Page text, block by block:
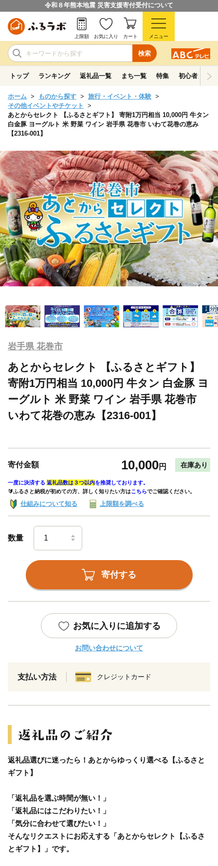
令和８年熊本地震 災害支援寄付受付について
検索
上限額 お気に入り カート メニュー
トップ ランキング 返礼品一覧 まち一覧 特集 初心者ガイド
ホーム ものから探す
旅行・イベント・体験
その他イベントやチケット
あとからセレクト 【ふるさとギフト】 寄附1万円相当 10,000円 牛タン
白金豚 ヨーグルト 米 野菜 ワイン 岩手県 花巻市 いわて花巻の恵み
【2316-001】
岩手県 花巻市
あとからセレクト 【ふるさとギフト】
寄附1万円相当 10,000円 牛タン 白金豚 ヨ
ーグルト 米 野菜 ワイン 岩手県 花巻市
いわて花巻の恵み【2316-001】
寄付金額 10,000円 在庫あり
一度に決済する 返礼品数は３つ以内を推奨しております。
🔰ふるさと納税が初めての方、詳しく知りたい方はこちらでご確認ください。
仕組みについて知る 上限額を調べる
数量
寄付する
お気に入りに追加する
お問い合わせについて
支払い方法 クレジットカード
返礼品選びに迷ったら！あとからゆっくり選べる【ふるさと
ギフト】
「返礼品を選ぶ時間が無い！」
「返礼品にはこだわりたい！」
「気分に合わせて選びたい！」
そんなリクエストにお応えする「あとからセレクト【ふるさ
とギフト】」です。